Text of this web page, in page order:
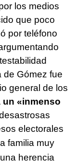
los medios
que poco
por teléfono
de Gómez fue
general de los
«inmenso
electorales
familia muy
herencia